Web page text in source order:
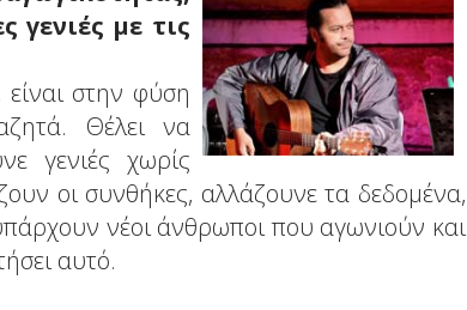
γενιές με τις
είναι στην φύση
Θέλει να
γενιές χωρίς
οι συνθήκες, αλλάζουνε τα δεδομένα,
νέοι άνθρωποι που αγωνιούν και
αυτό.